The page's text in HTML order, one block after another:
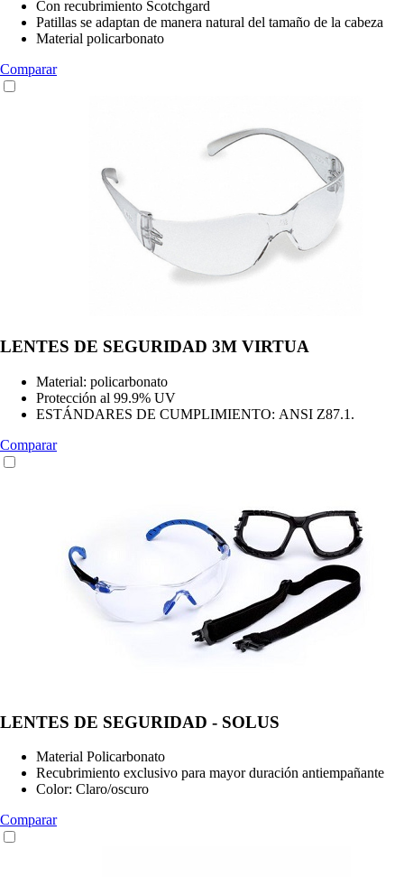
Con recubrimiento Scotchgard
Patillas se adaptan de manera natural del tamaño de la cabeza
Material policarbonato
Comparar
LENTES DE SEGURIDAD 3M VIRTUA
Material: policarbonato
Protección al 99.9% UV
ESTÁNDARES DE CUMPLIMIENTO: ANSI Z87.1.
Comparar
LENTES DE SEGURIDAD - SOLUS
Material Policarbonato
Recubrimiento exclusivo para mayor duración antiempañante
Color: Claro/oscuro
Comparar